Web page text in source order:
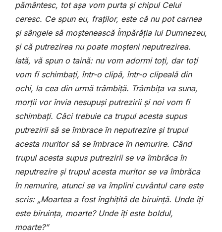
pământesc, tot așa vom purta și chipul Celui
ceresc. Ce spun eu, fraților, este că nu pot carnea
și sângele să moștenească Împărăția lui Dumnezeu,
și că putrezirea nu poate moșteni neputrezirea.
Iată, vă spun o taină: nu vom adormi toți, dar toți
vom fi schimbați, într-o clipă, într-o clipeală din
ochi, la cea din urmă trâmbiță. Trâmbița va suna,
morții vor învia nesupuși putrezirii și noi vom fi
schimbați. Căci trebuie ca trupul acesta supus
putrezirii să se îmbrace în neputrezire și trupul
acesta muritor să se îmbrace în nemurire. Când
trupul acesta supus putrezirii se va îmbrăca în
neputrezire și trupul acesta muritor se va îmbrăca
în nemurire, atunci se va împlini cuvântul care este
scris: „Moartea a fost înghițită de biruință. Unde îți
este biruința, moarte? Unde îți este boldul,
moarte?”